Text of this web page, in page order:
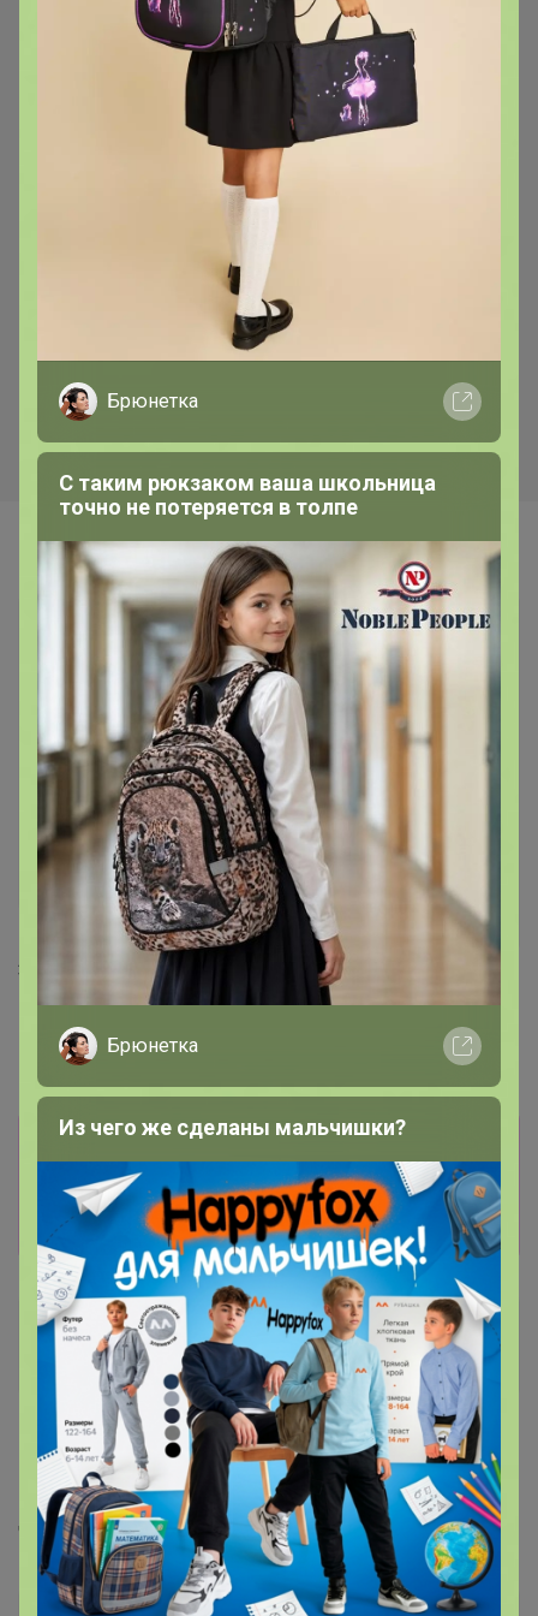
(повязка от трения)
3 096,18р
MIRANDA BLACK Soft Бюст
Самые желанные
3 630,75р
1126-SC SAND ECRU Бюст
123,57р
BA-03 Удлинитель объёма
Информация о заказах доступна
лишь членам клуба
Показать
Orangeberry
Кандидат в магистры
5 февраля, 2025 22:24
Странница, здравствуйте. Оплата будет в каких
числах?
Брюнетка
С таким рюкзаком ваша школьница
точно не потеряется в толпе
Брюнетка
Из чего же сделаны мальчишки?